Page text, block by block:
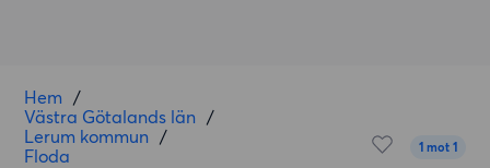
Hem /
Västra Götalands län /
Lerum kommun /
Floda
1 mot 1